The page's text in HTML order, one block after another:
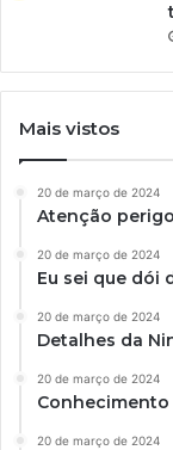
Mais vistos
20 de março de 2024
Atenção
20 de março de 2024
Eu sei que dói
20 de março de 2024
Detalhes da
20 de março de 2024
20 de março de 2024